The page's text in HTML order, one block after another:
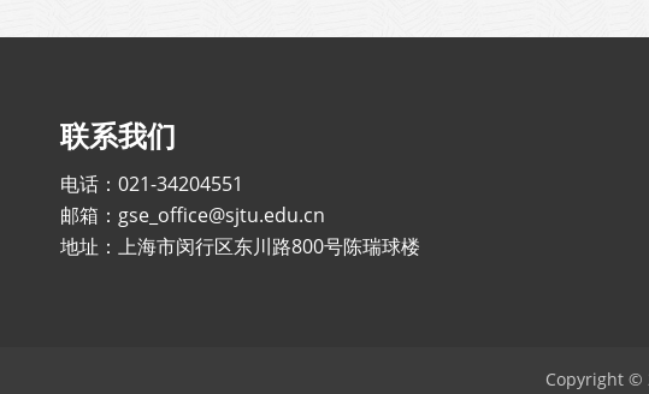
联系我们
电话：021-34204551
邮箱：gse_office@sjtu.edu.cn
地址：上海市闵行区东川路800号陈瑞球楼
Copyright ©